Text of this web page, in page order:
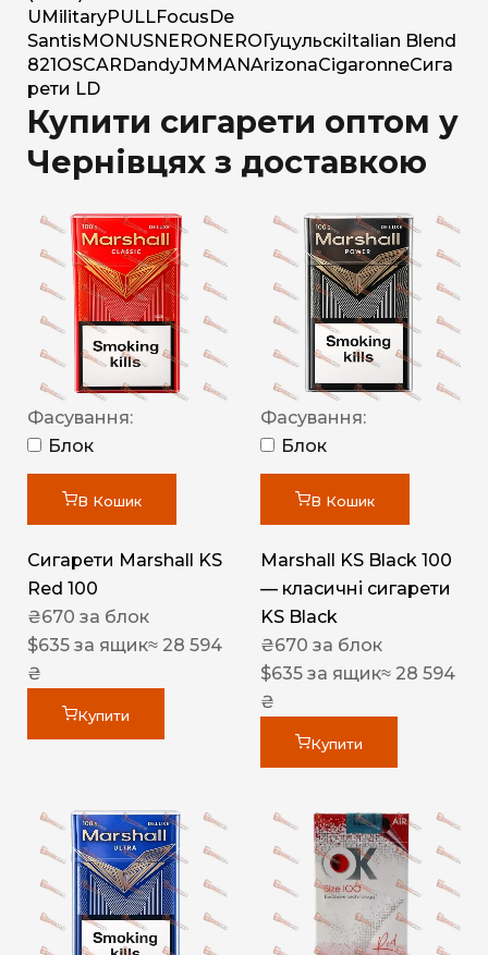
U MilitaryPULLFocus De
Santis MONUSNERO NERO Гуцульскі Italian Blend
821 OSCAR DandyJM MANArizonaCigaronneСига
рети LD
Купити сигарети оптом у
Чернівцях з доставкою
Фасування:
Блок
В Кошик
Сигарети Marshall KS
Red 100
₴670 за блок
$635 за ящик≈ 28 594
₴
Купити
Фасування:
Блок
В Кошик
Marshall KS Black 100
— класичні сигарети
KS Black
₴670 за блок
$635 за ящик≈ 28 594
₴
Купити